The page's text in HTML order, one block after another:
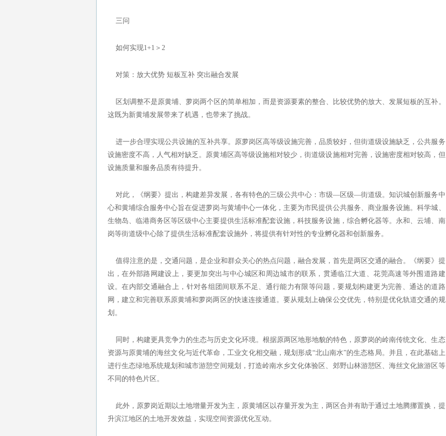
三问
如何实现1+1＞2
对策：放大优势 短板互补 突出融合发展
区划调整不是原黄埔、萝岗两个区的简单相加，而是资源要素的整合、比较优势的放大、发展短板的互补。
这既为新黄埔发展带来了机遇，也带来了挑战。
进一步合理实现公共设施的互补共享。原萝岗区高等级设施完善，品质较好，但街道级设施缺乏，公共服务
设施密度不高，人气相对缺乏。原黄埔区高等级设施相对较少，街道级设施相对完善，设施密度相对较高，但
设施质量和服务品质有待提升。
对此，《纲要》提出，构建差异发展，各有特色的三级公共中心：市级—区级—街道级。知识城创新服务中
心和黄埔综合服务中心旨在促进萝岗与黄埔中心一体化，主要为市民提供公共服务、商业服务设施。科学城、
生物岛、临港商务区等区级中心主要提供生活标准配套设施，科技服务设施，综合孵化器等。永和、云埔、南
岗等街道级中心除了提供生活标准配套设施外，将提供有针对性的专业孵化器和创新服务。
值得注意的是，交通问题，是企业和群众关心的热点问题，融合发展，首先是两区交通的融合。《纲要》提
出，在外部路网建设上，要更加突出与中心城区和周边城市的联系，贯通临江大道、花莞高速等外围道路建
设。在内部交通融合上，针对各组团间联系不足、通行能力有限等问题，要规划构建更为完善、通达的道路
网，建立和完善联系原黄埔和萝岗两区的快速连接通道。要从规划上确保公交优先，特别是优化轨道交通的规
划。
同时，构建更具竞争力的生态与历史文化环境。根据原两区地形地貌的特色，原萝岗的岭南传统文化、生态
资源与原黄埔的海丝文化与近代革命，工业文化相交融，规划形成“北山南水”的生态格局。并且，在此基础上
进行生态绿地系统规划和城市游憩空间规划，打造岭南水乡文化体验区、郊野山林游憩区、海丝文化旅游区等
不同的特色片区。
此外，原萝岗近期以土地增量开发为主，原黄埔区以存量开发为主，两区合并有助于通过土地腾挪置换，提
升滨江地区的土地开发效益，实现空间资源优化互动。